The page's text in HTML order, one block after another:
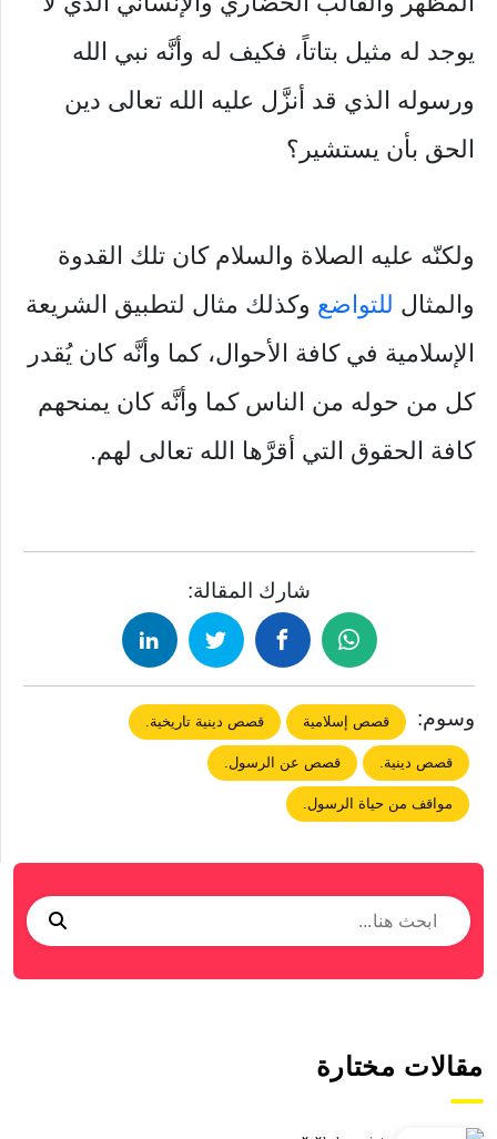
يوجد له مثيل بتاتاً، فكيف له وأنَّه نبي الله
ورسوله الذي قد أنزَّل عليه الله تعالى دين
الحق بأن يستشير؟
ولكنّه عليه الصلاة والسلام كان تلك القدوة
والمثال للتواضع وكذلك مثال لتطبيق الشريعة
الإسلامية في كافة الأحوال، كما وأنَّه كان يُقدر
كل من حوله من الناس كما وأنَّه كان يمنحهم
كافة الحقوق التي أقرَّها الله تعالى لهم.
شارك المقالة:
وسوم: قصص إسلامية قصص دينية تاريخية.
قصص دينية. قصص عن الرسول.
مواقف من حياة الرسول.
مقالات مختارة